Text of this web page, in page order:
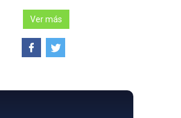
Ver más